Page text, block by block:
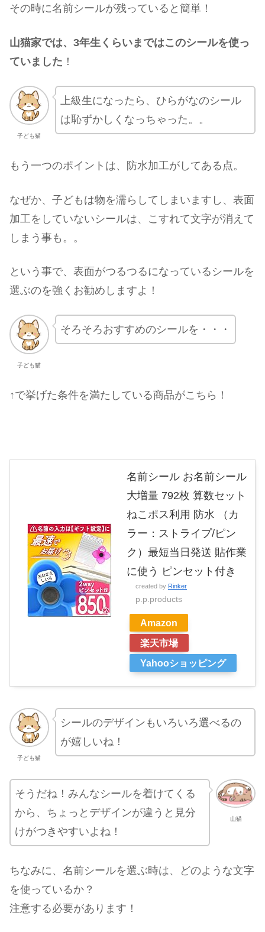
その時に名前シールが残っていると簡単！
山猫家では、3年生くらいまではこのシールを使っ
ていました ！
子ども猫
上級生になったら、ひらがなのシール
は恥ずかしくなっちゃった。。
もう一つのポイントは、防水加工がしてある点。
なぜか、子どもは物を濡らしてしまいますし、表面
加工をしていないシールは、こすれて文字が消えて
しまう事も。。
という事で、表面がつるつるになっているシールを
選ぶのを強くお勧めしますよ！
子ども猫
そろそろおすすめのシールを・・・
↑で挙げた条件を満たしている商品がこちら！
名前シール お名前シール
大増量 792枚 算数セット
ねこポス利用 防水 （カ
ラー：ストライプ/ピン
ク）最短当日発送 貼作業
に使う ピンセット付き
created by Rinker
p.p.products
Amazon
楽天市場
Yahooショッピング
子ども猫
シールのデザインもいろいろ選べるの
が嬉しいね！
山猫
そうだね！みんなシールを着けてくる
から、ちょっとデザインが違うと見分
けがつきやすいよね！
ちなみに、名前シールを選ぶ時は、どのような文字
を使っているか？
注意する必要があります！